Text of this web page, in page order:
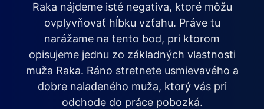
Raka nájdeme isté negativa, ktoré môžu
ovplyvňovať hĺbku vzťahu. Práve tu
narážame na tento bod, pri ktorom
opisujeme jednu zo základných vlastnosti
muža Raka. Ráno stretnete usmievavého a
dobre naladeného muža, ktorý vás pri
odchode do práce pobozká.